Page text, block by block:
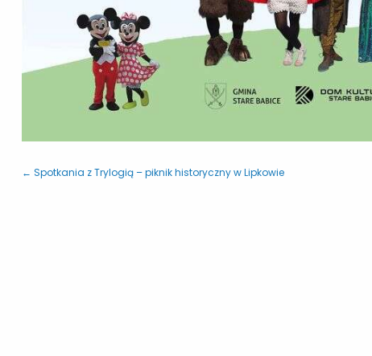
← Spotkania z Trylogią – piknik historyczny w Lipkowie